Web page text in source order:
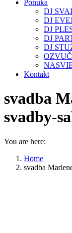
Ponuka
DJ
DJ
DJ
DJ
DJ
Kontakt
svadba
svadby-
You are here:
Home
svadba